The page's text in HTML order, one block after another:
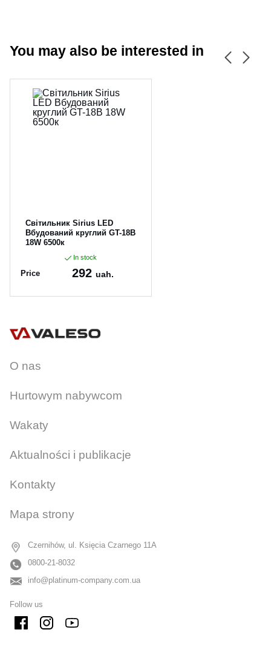
You may also be interested in
Світильник Sirius LED
Вбудований круглий GT-18B
18W 6500к
In stock
Price 292 uah.
O nas
Hurtowym nabywcom
Wakaty
Aktualności i publikacje
Kontakty
Mapa strony
Czernihów, ul. Księcia Czarnego 11A
0800-21-8032
info@platinum-company.com.ua
Follow us